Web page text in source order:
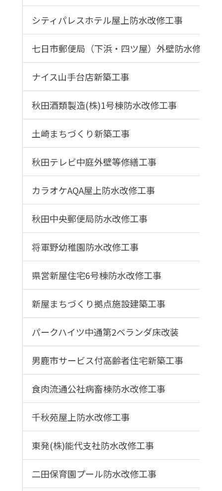
シティパレスホテル屋上防水改修工事
七日市郵便局（下浜・四ツ屋）外壁防水修繕工
ナイス山手台店新築工事
秋田酒類製造(株)1号棟防水改修工事
土崎まちづくり新築工事
秋田テレビ中庭外壁等修繕工事
カラオケAQA屋上防水改修工事
秋田中央郵便局防水改修工事
将軍野幼稚園防水改修工事
県営新屋住宅6号棟防水改修工事
新屋まちづくり拠点施設建築工事
パークハイツ中通第2ベランダ床改装
男鹿市サービス付高齢者住宅新築工事
食肉流通公社病畜棟防水改修工事
千秋苑屋上防水改修工事
東発(株)能代支社防水改修工事
二田保育園プール防水改修工事